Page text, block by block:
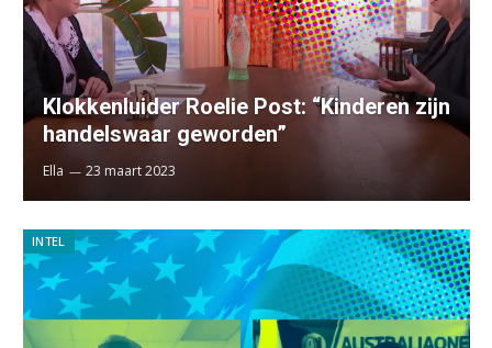
Klokkenluider Roelie Post: “Kinderen zijn
handelswaar geworden”
Ella 23 maart 2023
INTEL